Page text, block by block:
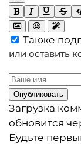
Также
или оставить
Опубликовать
Загрузка
обновится
Будьте